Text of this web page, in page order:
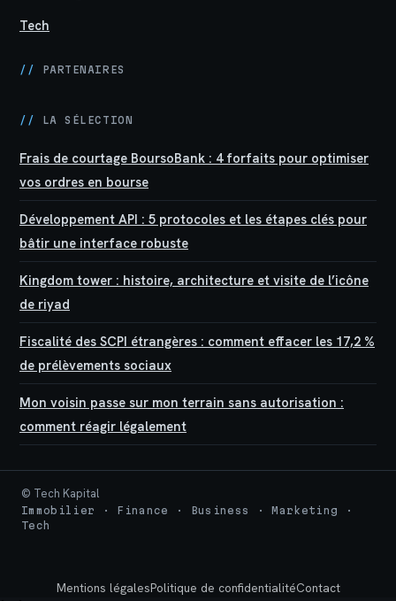
Tech
// PARTENAIRES
// LA SÉLECTION
Frais de courtage BoursoBank : 4 forfaits pour optimiser
vos ordres en bourse
Développement API : 5 protocoles et les étapes clés pour
bâtir une interface robuste
Kingdom tower : histoire, architecture et visite de l’icône
de riyad
Fiscalité des SCPI étrangères : comment effacer les 17,2 %
de prélèvements sociaux
Mon voisin passe sur mon terrain sans autorisation :
comment réagir légalement
© Tech Kapital
Immobilier · Finance · Business · Marketing ·
Tech
Mentions légalesPolitique de confidentialitéContact